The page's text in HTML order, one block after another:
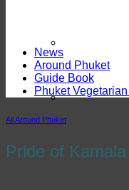
News
Around Phuket
Guide Book
Phuket
All Around Phuket
Pride of